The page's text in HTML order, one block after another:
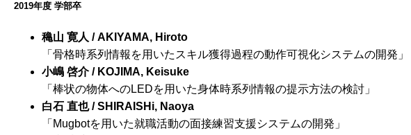
2019年度 学部卒
穐山 寛人 / AKIYAMA, Hiroto
「骨格時系列情報を用いたスキル獲得過程の動作可視化システムの開発」
小嶋 啓介 / KOJIMA, Keisuke
「棒状の物体へのLEDを用いた身体時系列情報の提示方法の検討」
白石 直也 / SHIRAISHi, Naoya
「Mugbotを用いた就職活動の面接練習支援システムの開発」